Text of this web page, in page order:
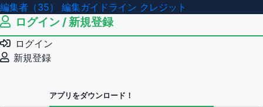
編集者（35） 編集ガイドライン クレジット
ログイン / 新規登録
ログイン
新規登録
アプリをダウンロード！